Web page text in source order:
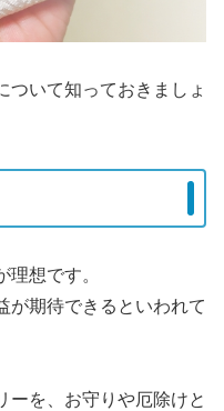
ついて知っておきましょ
想です。
が期待できるといわれて
ーを、お守りや厄除けと